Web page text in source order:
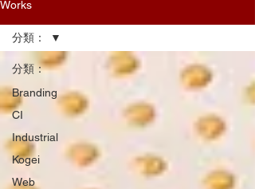
Works
分類：
Branding
CI
Industrial
Kogei
Web
分類：